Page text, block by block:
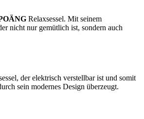
Relaxsessel. Mit seinem
nicht nur gemütlich ist, sondern auch
der elektrisch verstellbar ist und somit
sein modernes Design überzeugt.